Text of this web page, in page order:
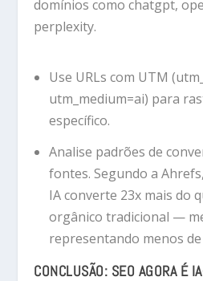
domínios como chatgpt,
perplexity.
Use URLs com UTM
utm_medium=ai) para
específico.
Analise padrões de
fontes. Segundo a
IA converte 23x mais do
orgânico tradicional —
representando menos de
CONCLUSÃO: SEO AGORA É